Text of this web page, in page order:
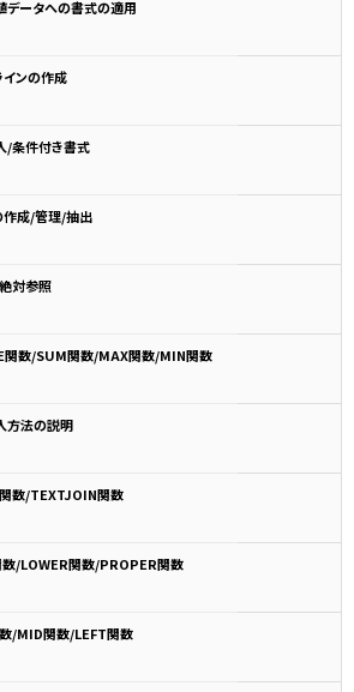
データへの書式の適用
インの作成
/条件付き書式
作成/管理/抽出
対参照
関数/SUM関数/MAX関数/MIN関数
方法の説明
数/TEXTJOIN関数
/LOWER関数/PROPER関数
/MID関数/LEFT関数